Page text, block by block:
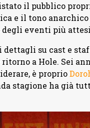
il pubblico
e il tono
eventi più
su cast e
a Hole. Sei
è proprio
stagione ha già